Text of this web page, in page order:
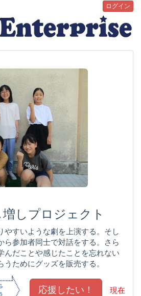
ログイン
増しプロジェクト
やすいような劇を上演する。そし
ら参加者同士で対話をする。さら
んだことや感じたことを忘れない
うためにグッズを販売する。
現在